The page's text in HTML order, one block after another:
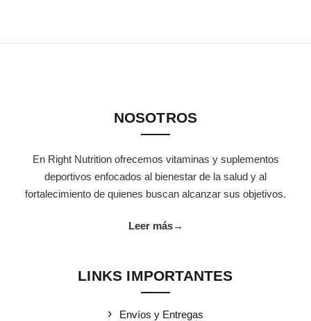
era: $2.40.
actual es: $1.95.
NOSOTROS
En Right Nutrition ofrecemos vitaminas y suplementos
deportivos enfocados al bienestar de la salud y al
fortalecimiento de quienes buscan alcanzar sus objetivos.
Leer más→
LINKS IMPORTANTES
Envíos y Entregas